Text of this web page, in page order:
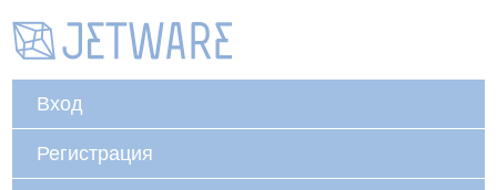
Вход
Регистрация